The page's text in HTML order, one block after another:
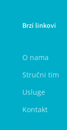
Brzi linkovi
O nama
Stručni tim
Usluge
Kontakt